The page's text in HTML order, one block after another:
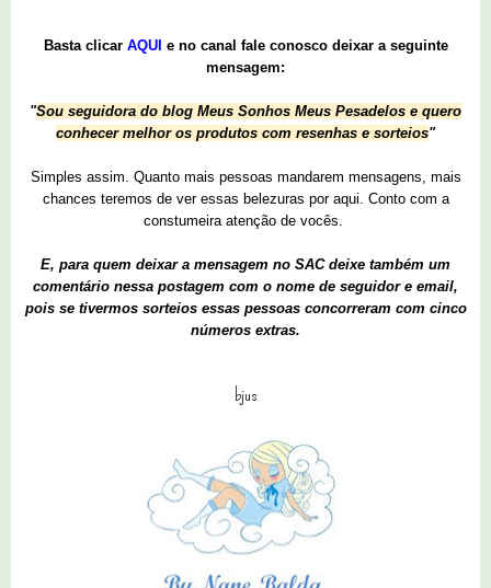
Basta clicar AQUI e no canal fale conosco deixar a seguinte
mensagem:
"Sou seguidora do blog Meus Sonhos Meus Pesadelos e quero
conhecer melhor os produtos com resenhas e sorteios"
Simples assim. Quanto mais pessoas mandarem mensagens, mais
chances teremos de ver essas belezuras por aqui. Conto com a
constumeira atenção de vocês.
E, para quem deixar a mensagem no SAC deixe também um
comentário nessa postagem com o nome de seguidor e email,
pois se tivermos sorteios essas pessoas concorreram com cinco
números extras.
bjus